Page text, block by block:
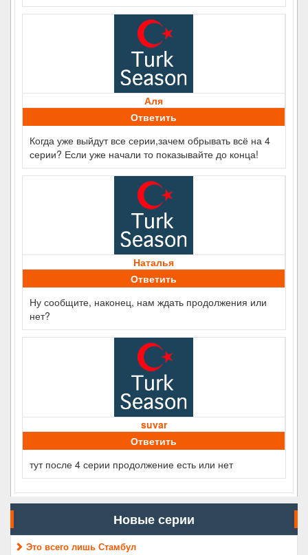
Аля
Ответить
Когда уже выйдут все серии,зачем обрывать всё на 4
серии? Если уже начали то показывайте до конца!
Наталья
Ответить
Ну сообщите, наконец, нам ждать продолжения или
нет?
suvar
Ответить
тут после 4 серии продолжение есть или нет
Новые серии
Это всего лишь Стамбул